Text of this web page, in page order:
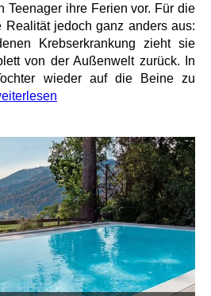
Teenager ihre Ferien vor. Für die
Realität jedoch ganz anders aus:
Krebserkrankung zieht sie
von der Außenwelt zurück. In
wieder auf die Beine zu